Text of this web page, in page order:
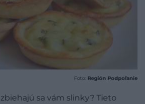
Foto: Región Podpoľanie
sa vám slinky? Tieto